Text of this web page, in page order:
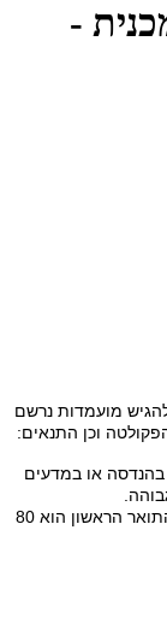
-
מועמדות נרשם
וכן התנאים:
או במדעים
הממוצע המשוקלל של ציוניו בלימודי התואר הראשון הוא 80